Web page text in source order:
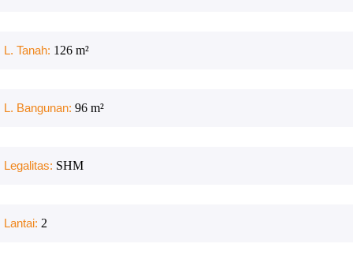
L. Tanah: 126 m²
L. Bangunan: 96 m²
Legalitas: SHM
Lantai: 2